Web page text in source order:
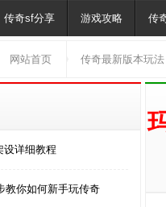
传奇sf分享 游戏攻略 传
网站首页 传奇最新版本玩法
设详细教程
教你如何新手玩传奇